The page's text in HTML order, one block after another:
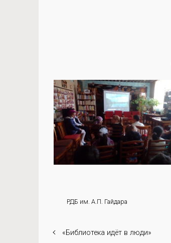
РДБ им. А.П. Гайдара
«Библиотека идёт в люди»